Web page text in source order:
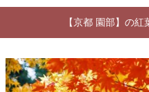
【京都 園部】の